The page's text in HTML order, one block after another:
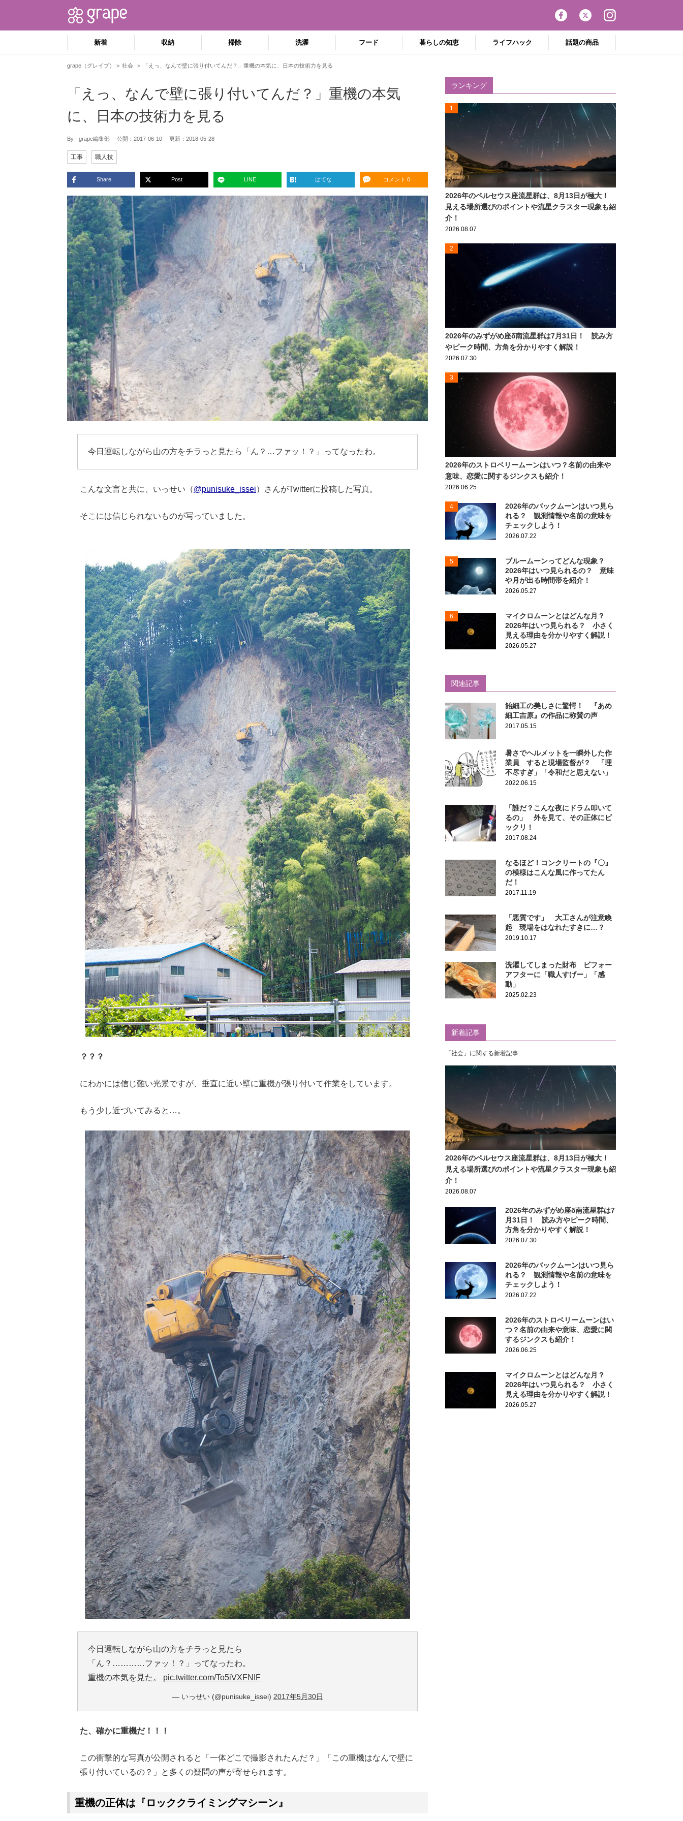
新着 収納 掃除 洗濯 フード 暮らしの知恵 ライフハック 話題の商品
grape（グレイプ） 社会 「えっ、なんで壁に張り付いてんだ？」重機の本気に、日本の技術力を見る
「えっ、なんで壁に張り付いてんだ？」重機の本気
に、日本の技術力を見る
By - grape編集部 公開： 2017-06-10 更新： 2018-05-28
工事 職人技
Share Post LINE はてな コメント 0
今日運転しながら山の方をチラっと見たら「ん？…ファッ！？」ってなったわ。
こんな文言と共に、いっせい（@punisuke_issei）さんがTwitterに投稿した写真。
そこには信じられないものが写っていました。
？？？
にわかには信じ難い光景ですが、垂直に近い壁に重機が張り付いて作業をしています。
もう少し近づいてみると…。
今日運転しながら山の方をチラっと見たら
「ん？…………ファッ！？」ってなったわ。
重機の本気を見た。 pic.twitter.com/To5iVXFNIF
— いっせい (@punisuke_issei) 2017年5月30日
た、確かに重機だ！！！
この衝撃的な写真が公開されると「一体どこで撮影されたんだ？」「この重機はなんで壁に
張り付いているの？」と多くの疑問の声が寄せられます。
重機の正体は『ロッククライミングマシーン』
ランキング
1
2026年のペルセウス座流星群は、8月13日が極大！
見える場所選びのポイントや流星クラスター現象も紹
介！
2026.08.07
2
2026年のみずがめ座δ南流星群は7月31日！ 読み方
やピーク時間、方角を分かりやすく解説！
2026.07.30
3
2026年のストロベリームーンはいつ？名前の由来や
意味、恋愛に関するジンクスも紹介！
2026.06.25
4
2026年のバックムーンはいつ見ら
れる？ 観測情報や名前の意味を
チェックしよう！
2026.07.22
5
ブルームーンってどんな現象？
2026年はいつ見られるの？ 意味
や月が出る時間帯を紹介！
2026.05.27
6
マイクロムーンとはどんな月？
2026年はいつ見られる？ 小さく
見える理由を分かりやすく解説！
2026.05.27
関連記事
飴細工の美しさに驚愕！ 『あめ
細工吉原』の作品に称賛の声
2017.05.15
暑さでヘルメットを一瞬外した作
業員 すると現場監督が？ 「理
不尽すぎ」「令和だと思えない」
2022.06.15
「誰だ？こんな夜にドラム叩いて
るの」 外を見て、その正体にビ
ックリ！
2017.08.24
なるほど！コンクリートの『〇』
の模様はこんな風に作ってたん
だ！
2017.11.19
「悪質です」 大工さんが注意喚
起 現場をはなれたすきに…？
2019.10.17
洗濯してしまった財布 ビフォー
アフターに「職人すげー」「感
動」
2025.02.23
新着記事
「社会」に関する新着記事
2026年のペルセウス座流星群は、8月13日が極大！
見える場所選びのポイントや流星クラスター現象も紹
介！
2026.08.07
2026年のみずがめ座δ南流星群は7
月31日！ 読み方やピーク時間、
方角を分かりやすく解説！
2026.07.30
2026年のバックムーンはいつ見ら
れる？ 観測情報や名前の意味を
チェックしよう！
2026.07.22
2026年のストロベリームーンはい
つ？名前の由来や意味、恋愛に関
するジンクスも紹介！
2026.06.25
マイクロムーンとはどんな月？
2026年はいつ見られる？ 小さく
見える理由を分かりやすく解説！
2026.05.27